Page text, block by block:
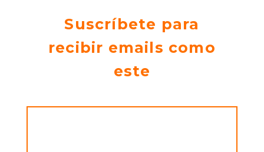
Suscríbete para
recibir emails como
este